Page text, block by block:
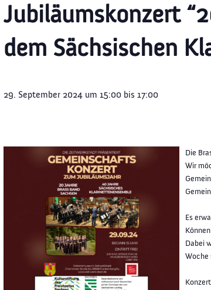
Jubiläumskonzert
dem Sächsischen
29. September 2024 um 15:00 bis 17:00
Die
Wir
Es
Dabei
Woche